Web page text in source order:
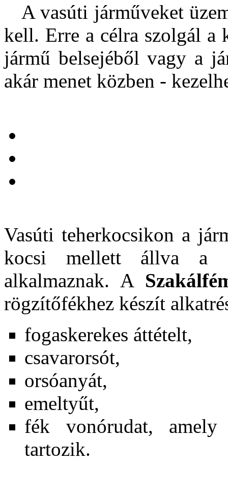
A vasúti járműveket
kell. Erre a célra szolgál a
jármű belsejéből vagy a
akár menet közben -
Vasúti teherkocsikon a
kocsi mellett állva a
alkalmaznak. A
rögzítőfékhez készít
fogaskerekes áttételt,
csavarorsót,
orsóanyát,
emeltyűt,
fék vonórudat,
tartozik.